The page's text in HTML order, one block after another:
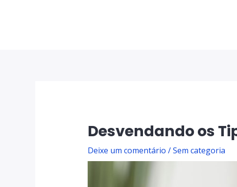
Desvendando os
Deixe um comentário /Sem categoria